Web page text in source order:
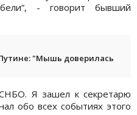
- говорит бывший
"Мышь доверилась
Я зашел к секретарю
обо всех событиях этого